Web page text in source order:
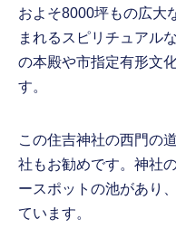
およそ8000坪もの広大
まれるスピリチュアル
の本殿や市指定有形文
す。
この住吉神社の西門の
社もお勧めです。神社
ースポットの池があり
ています。